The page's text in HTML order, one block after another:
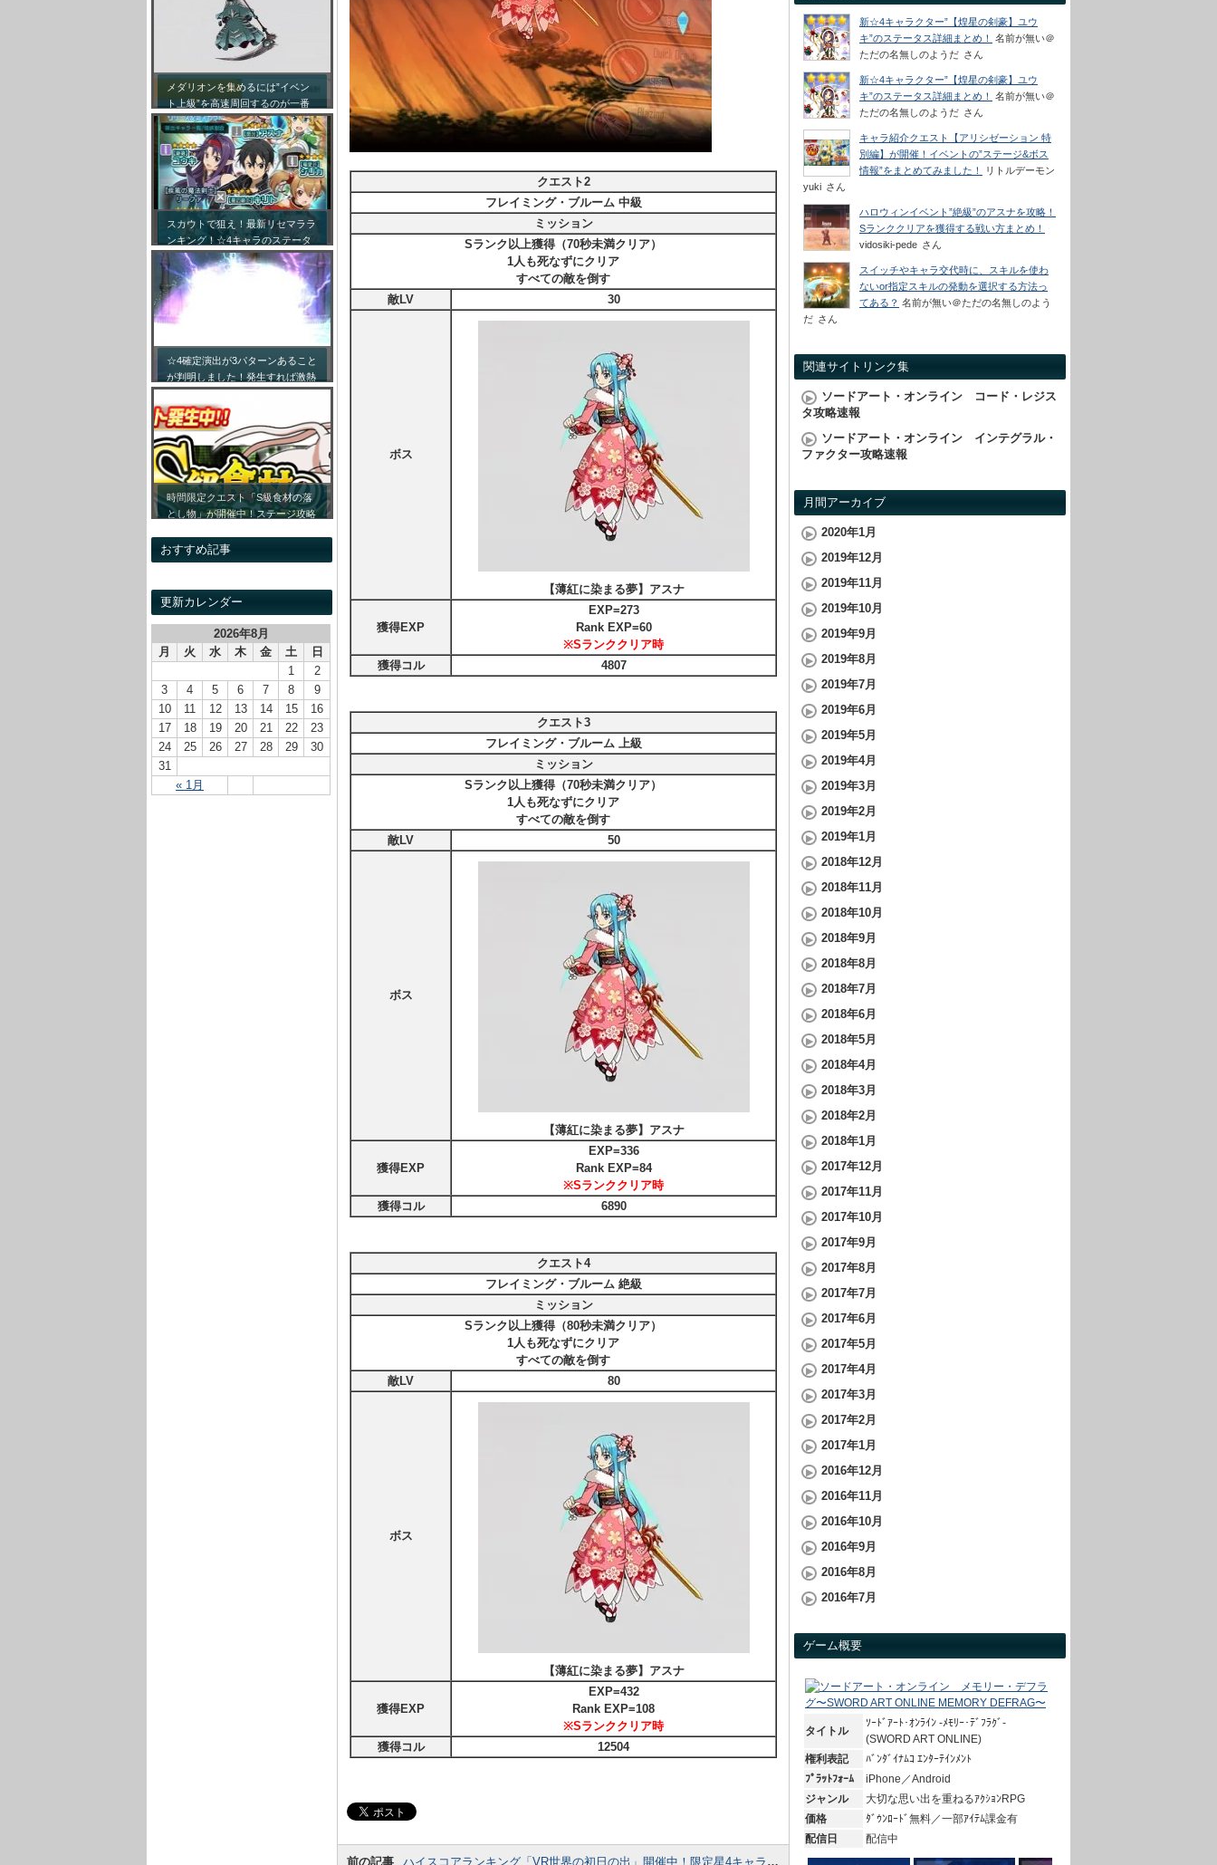
メダリオンを集めるには”イベン
ト上級”を高速周回するのが一番
効率が良い模様！
スカウトで狙え！最新リセマララ
ンキング！☆4キャラのステータ
ス詳細まとめ！【最新キャラ対応
リセマラ】
☆4確定演出が3パターンあること
が判明しました！発生すれば激熱
です！！
時間限定クエスト「S級食材の落
とし物」が開催中！ステージ攻略
した！
おすすめ記事
更新カレンダー
2026年8月
月
火 水 木 金 土 日
« 1月
1
2
3
4 5 6 7 8
9
10
11 12 13 14 15
16
17
18 19 20 21 22
23
24
25 26 27 28 29
30
31
クエスト2
フレイミング・ブルーム 中級
ミッション
Sランク以上獲得（70秒未満クリア）
1人も死なずにクリア
すべての敵を倒す
敵LV
30
ボス
【薄紅に染まる夢】アスナ
獲得EXP
EXP=273
Rank EXP=60
※Sランククリア時
獲得コル
4807
クエスト3
フレイミング・ブルーム 上級
ミッション
Sランク以上獲得（70秒未満クリア）
1人も死なずにクリア
すべての敵を倒す
敵LV
50
ボス
【薄紅に染まる夢】アスナ
獲得EXP
EXP=336
Rank EXP=84
※Sランククリア時
獲得コル
6890
クエスト4
フレイミング・ブルーム 絶級
ミッション
Sランク以上獲得（80秒未満クリア）
1人も死なずにクリア
すべての敵を倒す
敵LV
80
ボス
【薄紅に染まる夢】アスナ
獲得EXP
EXP=432
Rank EXP=108
※Sランククリア時
獲得コル
12504
前の記事 ハイスコアランキング「VR世界の初日の出」開催中！限定星4キャラ【ナイトキャミソール】リズベットをGETしよう！
新☆4キャラクター”【煌星の剣豪】ユウ
キ”のステータス詳細まとめ！
名前が無い＠
ただの名無しのようだ さん
新☆4キャラクター”【煌星の剣豪】ユウ
キ”のステータス詳細まとめ！
名前が無い＠
ただの名無しのようだ さん
キャラ紹介クエスト【アリシゼーション 特
別編】が開催！イベントの”ステージ&ボス
情報”をまとめてみました！
リトルデーモン
yuki さん
ハロウィンイベント”絶級”のアスナを攻略！
Sランククリアを獲得する戦い方まとめ！
vidosiki-pede さん
スイッチやキャラ交代時に、スキルを使わ
ないor指定スキルの発動を選択する方法っ
てある？ 名前が無い＠ただの名無しのよう
だ さん
関連サイトリンク集
ソードアート・オンライン コード・レジス
タ攻略速報
ソードアート・オンライン インテグラル・
ファクター攻略速報
月間アーカイブ
2020年1月
2019年12月
2019年11月
2019年10月
2019年9月
2019年8月
2019年7月
2019年6月
2019年5月
2019年4月
2019年3月
2019年2月
2019年1月
2018年12月
2018年11月
2018年10月
2018年9月
2018年8月
2018年7月
2018年6月
2018年5月
2018年4月
2018年3月
2018年2月
2018年1月
2017年12月
2017年11月
2017年10月
2017年9月
2017年8月
2017年7月
2017年6月
2017年5月
2017年4月
2017年3月
2017年2月
2017年1月
2016年12月
2016年11月
2016年10月
2016年9月
2016年8月
2016年7月
ゲーム概要
タイトル
ｿｰﾄﾞｱｰﾄ･ｵﾝﾗｲﾝ -ﾒﾓﾘｰ･ﾃﾞﾌﾗｸﾞ-
(SWORD ART ONLINE)
権利表記
ﾊﾞﾝﾀﾞｲﾅﾑｺ ｴﾝﾀｰﾃｲﾝﾒﾝﾄ
ﾌﾟﾗｯﾄﾌｫｰﾑ
iPhone／Android
ジャンル
大切な思い出を重ねるｱｸｼｮﾝRPG
価格
ﾀﾞｳﾝﾛｰﾄﾞ無料／一部ｱｲﾃﾑ課金有
配信日
配信中